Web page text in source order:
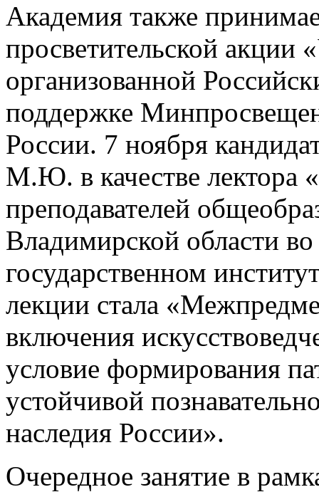
Академия также
просветительской акции
организованной
поддержке
России. 7 ноября
М.Ю. в качестве лектора
преподавателей
Владимирской области
государственном
лекции стала
включения
условие формирования
устойчивой
наследия России».
Очередное занятие в